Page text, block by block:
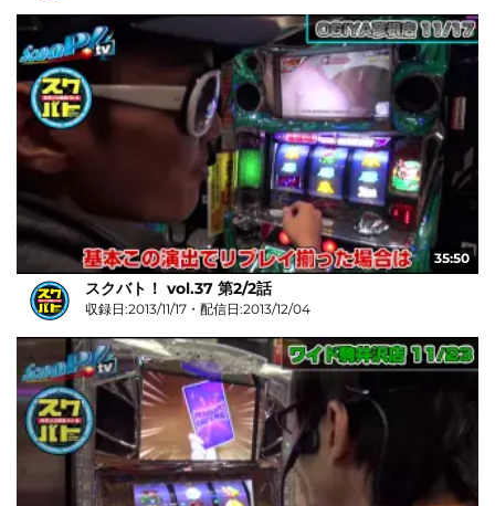
35:50
スクバト！ vol.37 第2/2話
収録日:2013/11/17・配信日:2013/12/04